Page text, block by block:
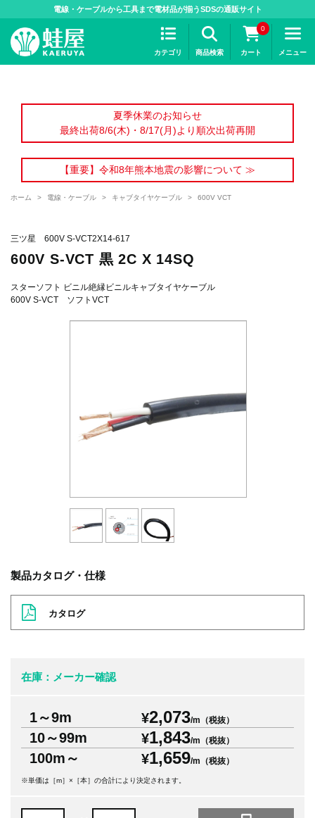
電線・ケーブルから工具まで電材品が揃うSDSの通販サイト
カテゴリ 商品検索
0
カート メニュー
夏季休業のお知らせ
最終出荷8/6(木)・8/17(月)より順次出荷再開
【重要】令和8年熊本地震の影響について ≫
ホーム > 電線・ケーブル > キャブタイヤケーブル > 600V VCT
三ツ星 600V S-VCT2X14-617
600V S-VCT 黒 2C X 14SQ
スターソフト ビニル絶縁ビニルキャブタイヤケーブル
600V S-VCT ソフトVCT
製品カタログ・仕様
カタログ
在庫：メーカー確認
1～9m ¥2,073/m（税抜）
10～99m ¥1,843/m（税抜）
100m～ ¥1,659/m（税抜）
※単価は［m］×［本］の合計により決定されます。